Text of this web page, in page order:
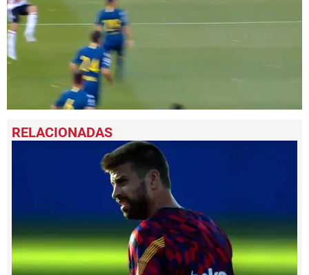
seconds
of